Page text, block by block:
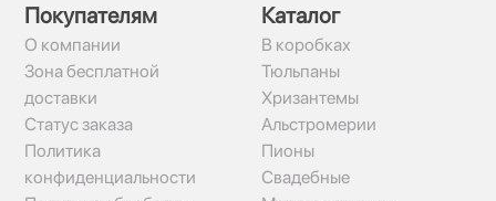
Покупателям
О компании
Зона бесплатной
доставки
Статус заказа
Политика
конфиденциальности
Каталог
В коробках
Тюльпаны
Хризантемы
Альстромерии
Пионы
Свадебные